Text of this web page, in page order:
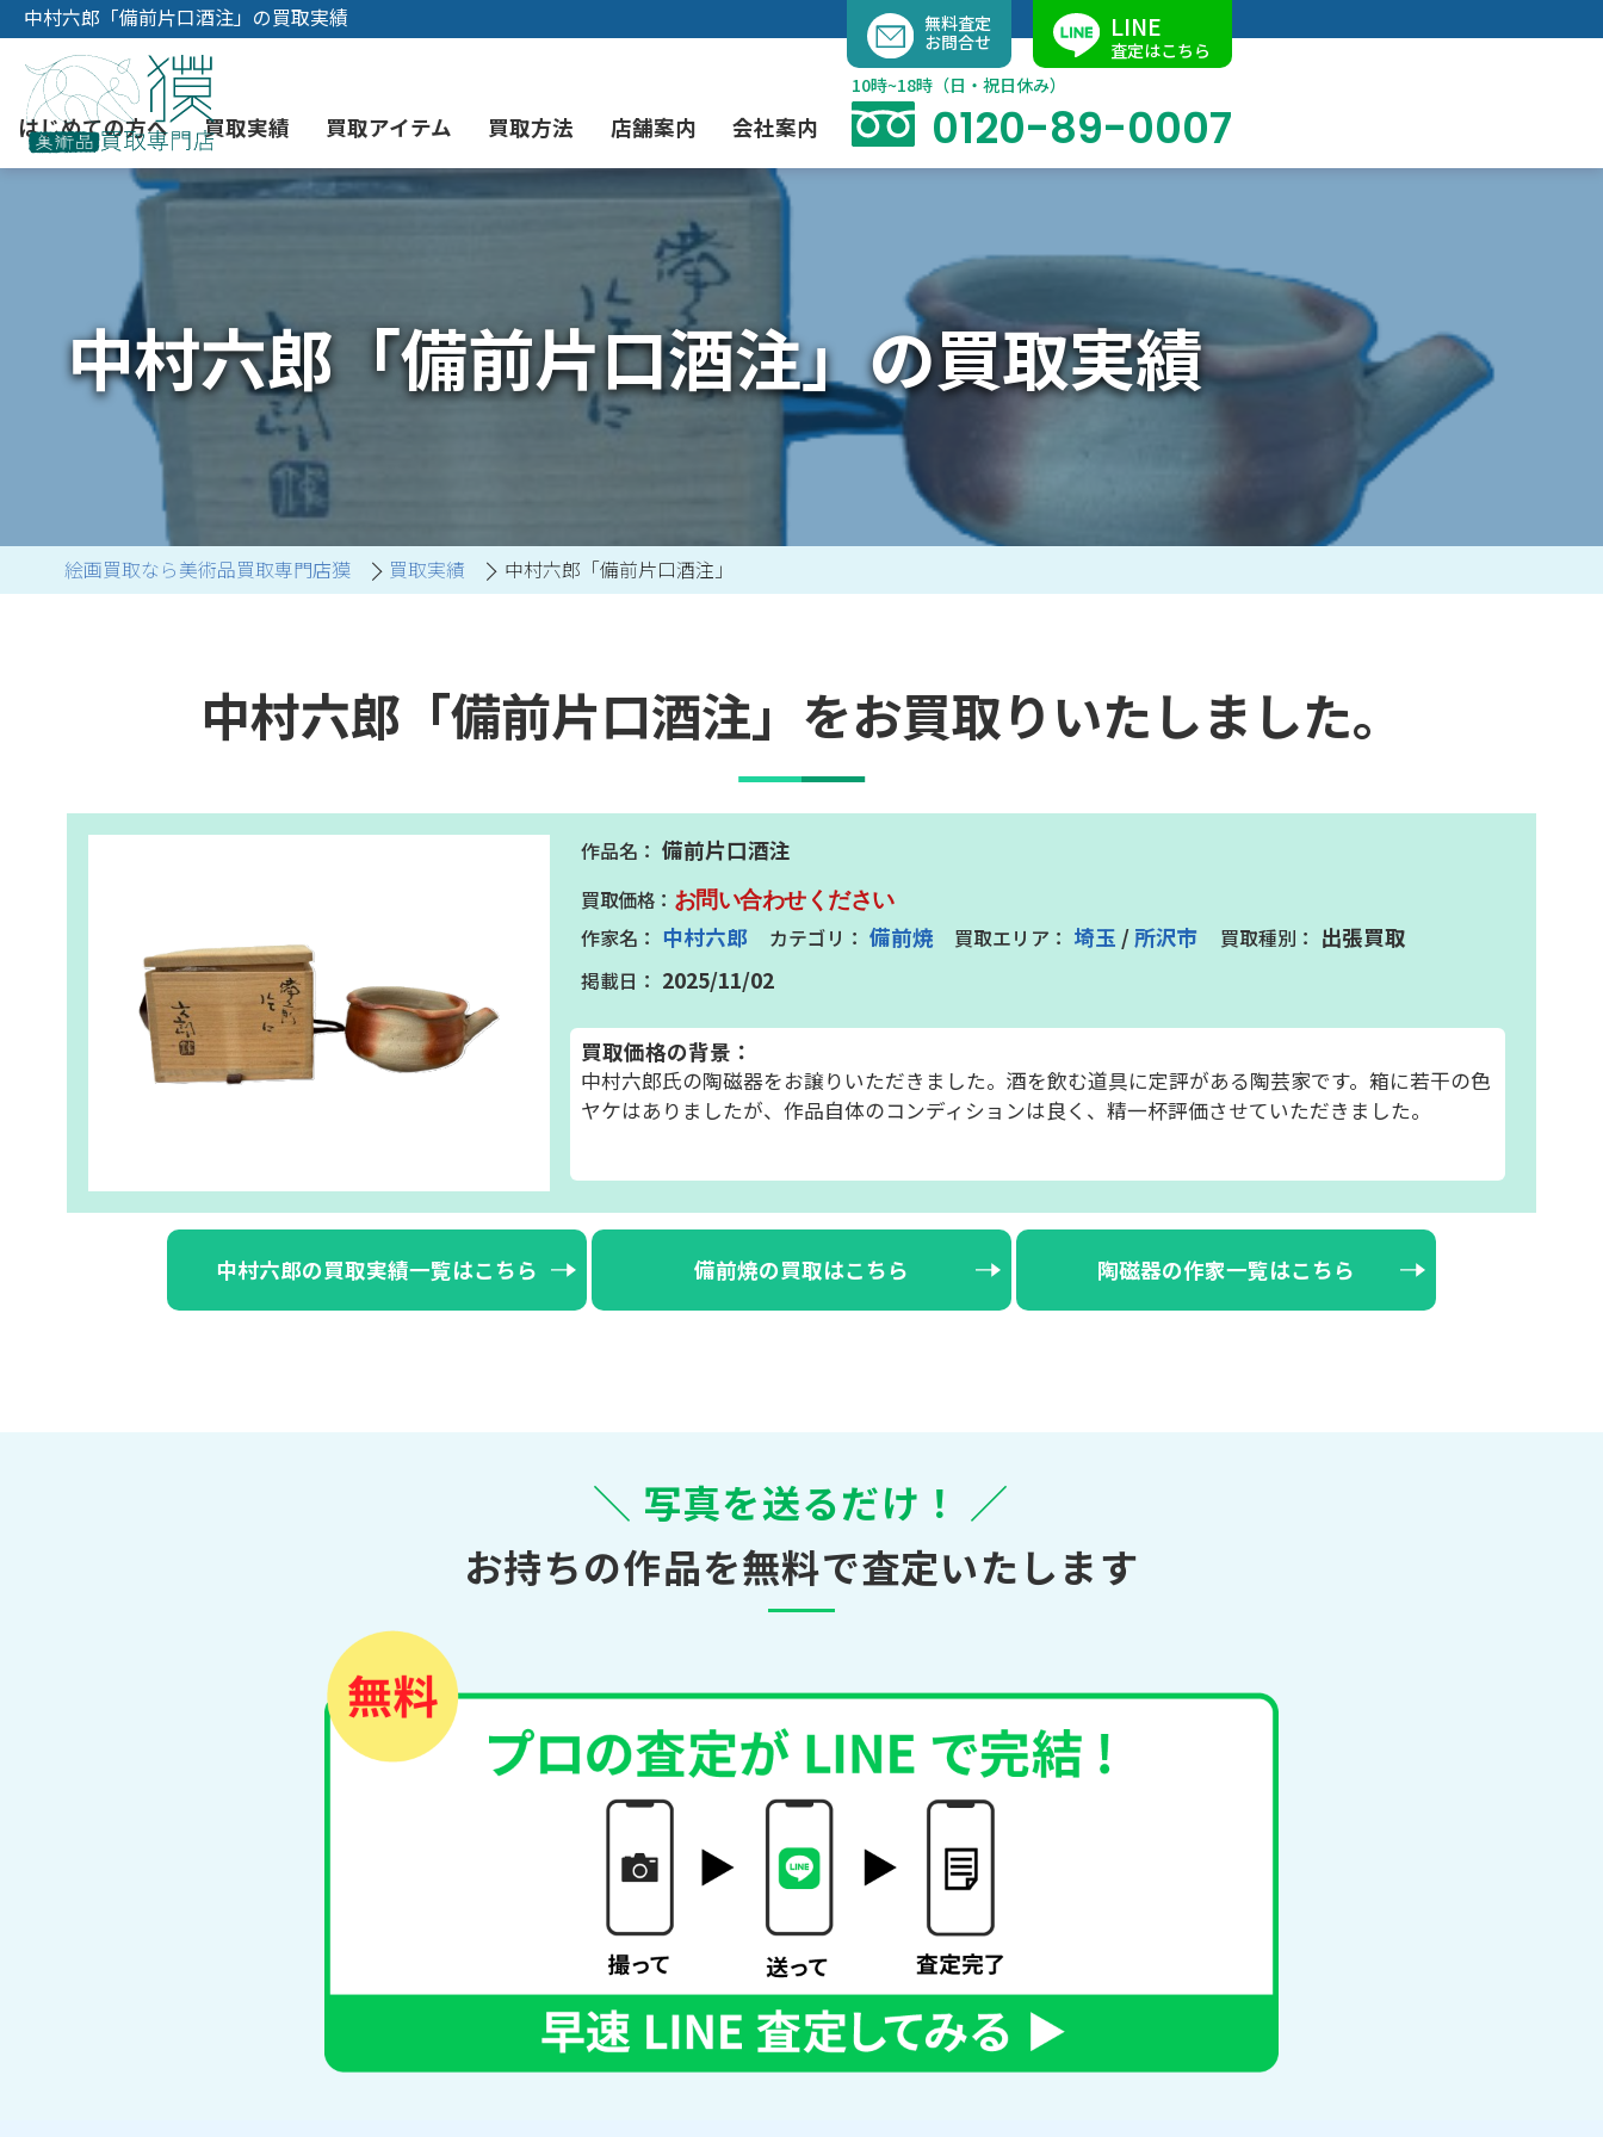
容
キ
ッ
中村六郎「備前片口酒注」の買取実績
はじめての方へ
初めての美術品売却 よくあるご質問 ブログ
YOUTUBE instagram Facebook
買取実績 買取アイテム
絵画買取 現代アート買取 掛軸買取
骨董品買取 茶道具買取 陶磁器・陶器買取
西洋アンティーク買取
中国骨董品買取
買取方法
3つの買取方法 出張買取（無料） 店舗での買取
宅配・郵送買取 業者間オークション出品代行 催事買取
時価評価サービス
店舗案内
東京店 大阪店 名古屋店
会社案内
会社概要 当社の特徴 求人情報
消費者志向自主宣言
無料査定
お問合せ
LINE
査定はこちら
10時~18時（日・祝日休み）
0120-89-0007
中村六郎「備前片口酒注」の買取実績
絵画買取なら美術品買取専門店獏 買取実績 中村六郎「備前片口酒注」
中村六郎「備前片口酒注」をお買取りいたしました。
備前片口酒注
お問い合わせください
中村六郎 備前焼 埼玉 /所沢市
出張買取
2025/11/02
買取価格の背景：
中村六郎氏の陶磁器をお譲りいただきました。酒を飲む道具に定評がある陶芸家です。箱に若干の色
ヤケはありましたが、作品自体のコンディションは良く、精一杯評価させていただきました。
中村六郎の買取実績一覧はこちら 備前焼の買取はこちら 陶磁器の作家一覧はこちら
＼ 写真を送るだけ！ ／
お持ちの作品を無料で査定いたします